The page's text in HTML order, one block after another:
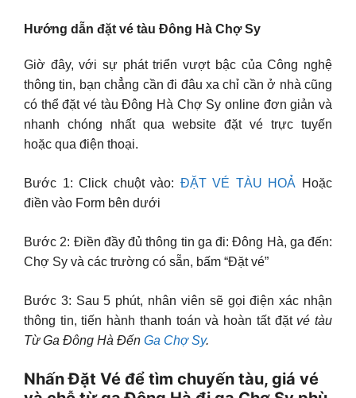
Hướng dẫn đặt vé tàu Đông Hà Chợ Sy
Giờ đây, với sự phát triển vượt bậc của Công nghệ
thông tin, bạn chẳng cần đi đâu xa chỉ cần ở nhà cũng
có thể đặt vé tàu Đông Hà Chợ Sy online đơn giản và
nhanh chóng nhất qua website đặt vé trực tuyến
hoặc qua điện thoại.
Bước 1: Click chuột vào: ĐẶT VÉ TÀU HOẢ Hoặc
điền vào Form bên dưới
Bước 2: Điền đầy đủ thông tin ga đi: Đông Hà, ga đến:
Chợ Sy và các trường có sẵn, bấm “Đặt vé”
Bước 3: Sau 5 phút, nhân viên sẽ gọi điện xác nhận
thông tin, tiến hành thanh toán và hoàn tất đặt vé tàu
Từ Ga Đông Hà Đến Ga Chợ Sy.
Nhấn Đặt Vé để tìm chuyến tàu, giá vé